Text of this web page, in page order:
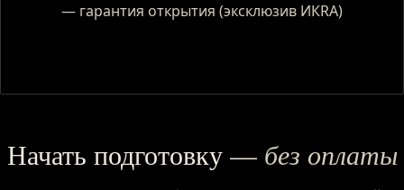
— гарантия открытия (эксклюзив ИКRA)
Начать подготовку — без оплаты